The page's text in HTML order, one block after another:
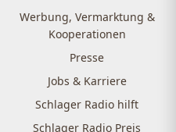
Werbung, Vermarktung &
Kooperationen
Presse
Jobs & Karriere
Schlager Radio hilft
Schlager Radio Preis